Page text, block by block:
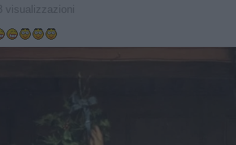
visualizzazioni